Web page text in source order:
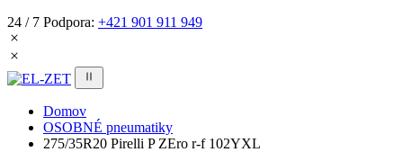
24 / 7 Podpora: +421 901 911 949
Domov
OSOBNÉ pneumatiky
275/35R20 Pirelli P ZEro r-f 102YXL